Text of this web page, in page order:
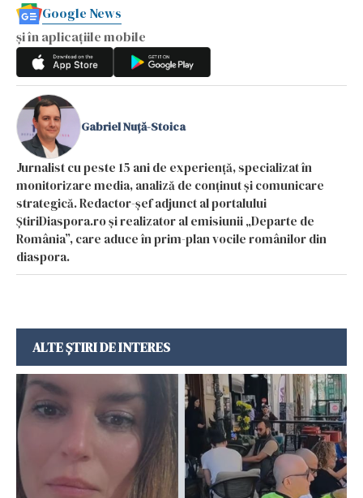
Google News
și în aplicațiile mobile
Gabriel Nuță-Stoica
Jurnalist cu peste 15 ani de experiență, specializat în
monitorizare media, analiză de conținut și comunicare
strategică. Redactor-șef adjunct al portalului
ȘtiriDiaspora.ro și realizator al emisiunii „Departe de
România”, care aduce în prim-plan vocile românilor din
diaspora.
ALTE ȘTIRI DE INTERES